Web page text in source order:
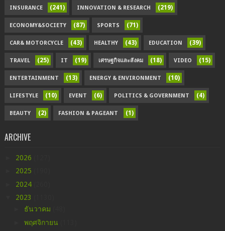
INSURANCE (241) INNOVATION & RESEARCH (219)
ECONOMY&SOCIETY (87) SPORTS (71)
CAR& MOTORCYCLE (43) HEALTHY (43) EDUCATION (39)
TRAVEL (25) IT (19) เศรษฐกิจและสังคม (18) VIDEO (15)
ENTERTAINMENT (13) ENERGY & ENVIRONMENT (10)
LIFESTYLE (10) EVENT (6) POLITICS & GOVERNMENT (4)
BEAUTY (2) FASHION & PAGEANT (1)
ARCHIVE
2026
2025
2024
2023
ธันวาคม
พฤศจิกายน